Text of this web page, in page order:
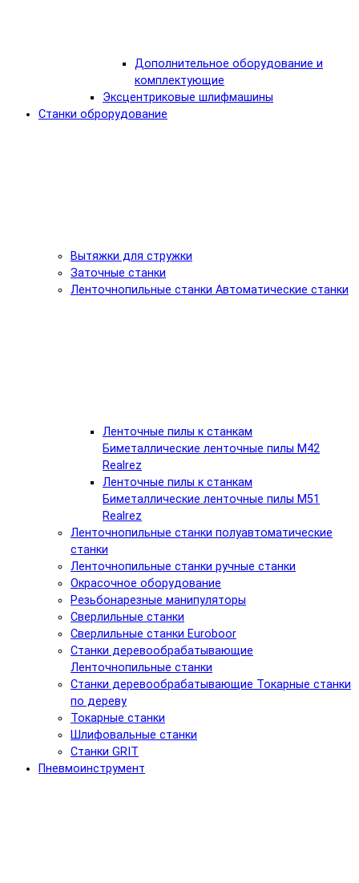
Дополнительное оборудование и
комплектующие
Эксцентриковые шлифмашины
Станки оброрудование
Вытяжки для стружки
Заточные станки
Ленточнопильные станки Автоматические станки
Ленточные пилы к станкам
Биметаллические ленточные пилы М42
Realrez
Ленточные пилы к станкам
Биметаллические ленточные пилы М51
Realrez
Ленточнопильные станки полуавтоматические
станки
Ленточнопильные станки ручные станки
Окрасочное оборудование
Резьбонарезные манипуляторы
Сверлильные станки
Сверлильные станки Euroboor
Станки деревообрабатывающие
Ленточнопильные станки
Станки деревообрабатывающие Токарные станки
по дереву
Токарные станки
Шлифовальные станки
Станки GRIT
Пневмоинструмент